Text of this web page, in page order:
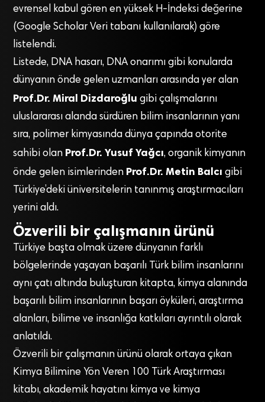
evrensel kabul gören en yüksek H-İndeksi değerine
(Google Scholar Veri tabanı kullanılarak) göre
listelendi.
Listede, DNA hasarı, DNA onarımı gibi konularda
dünyanın önde gelen uzmanları arasında yer alan
Prof.Dr. Miral Dizdaroğlu gibi çalışmalarını
uluslararası alanda sürdüren bilim insanlarının yanı
sıra, polimer kimyasında dünya çapında otorite
sahibi olan Prof.Dr. Yusuf Yağcı, organik kimyanın
önde gelen isimlerinden Prof.Dr. Metin Balcı gibi
Türkiye’deki üniversitelerin tanınmış araştırmacıları
yerini aldı.
Özverili bir çalışmanın ürünü
Türkiye başta olmak üzere dünyanın farklı
bölgelerinde yaşayan başarılı Türk bilim insanlarını
aynı çatı altında buluşturan kitapta, kimya alanında
başarılı bilim insanlarının başarı öyküleri, araştırma
alanları, bilime ve insanlığa katkıları ayrıntılı olarak
anlatıldı.
Özverili bir çalışmanın ürünü olarak ortaya çıkan
Kimya Bilimine Yön Veren 100 Türk Araştırması
kitabı, akademik hayatını kimya ve kimya